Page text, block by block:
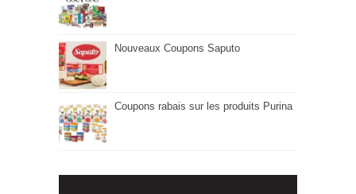
Nouveaux Coupons Saputo
Coupons rabais sur les produits Purina